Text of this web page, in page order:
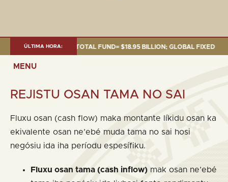
ÚLTIMA HORA:
OF 30 SEP. 2025: TOTAL FUND= $18.95 BILLION; GLOBAL FIXED
MENU
REJISTU OSAN TAMA NO SAI
Fluxu osan (cash flow) maka montante líkidu osan ka
ekivalente osan ne’ebé muda tama no sai hosi
negósiu ida iha períodu espesífiku.
Fluxu osan tama (cash inflow) mak osan ne’ebé